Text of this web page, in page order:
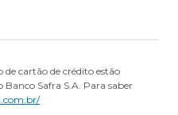
cartão de crédito estão
Banco Safra S.A. Para saber